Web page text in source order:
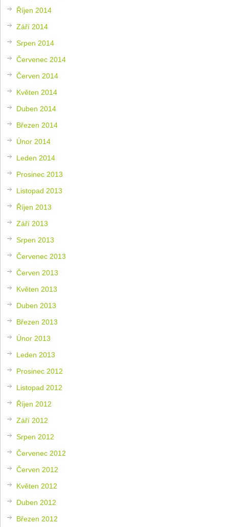
Říjen 2014
Září 2014
Srpen 2014
Červenec 2014
Červen 2014
Květen 2014
Duben 2014
Březen 2014
Únor 2014
Leden 2014
Prosinec 2013
Listopad 2013
Říjen 2013
Září 2013
Srpen 2013
Červenec 2013
Červen 2013
Květen 2013
Duben 2013
Březen 2013
Únor 2013
Leden 2013
Prosinec 2012
Listopad 2012
Říjen 2012
Září 2012
Srpen 2012
Červenec 2012
Červen 2012
Květen 2012
Duben 2012
Březen 2012